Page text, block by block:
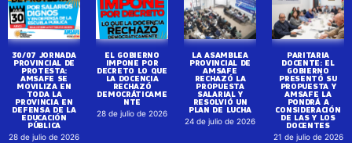
30/07 JORNADA
PROVINCIAL DE
PROTESTA:
AMSAFE SE
MOVILIZA EN
TODA LA
PROVINCIA EN
DEFENSA DE LA
EDUCACIÓN
PÚBLICA
28 de julio de 2026
EL GOBIERNO
IMPONE POR
DECRETO LO QUE
LA DOCENCIA
RECHAZÓ
DEMOCRÁTICAME
NTE
28 de julio de 2026
LA ASAMBLEA
PROVINCIAL DE
AMSAFE
RECHAZÓ LA
PROPUESTA
SALARIAL Y
RESOLVIÓ UN
PLAN DE LUCHA
24 de julio de 2026
PARITARIA
DOCENTE: EL
GOBIERNO
PRESENTÓ SU
PROPUESTA Y
AMSAFE LA
PONDRÁ A
CONSIDERACIÓN
DE LAS Y LOS
DOCENTES
21 de julio de 2026